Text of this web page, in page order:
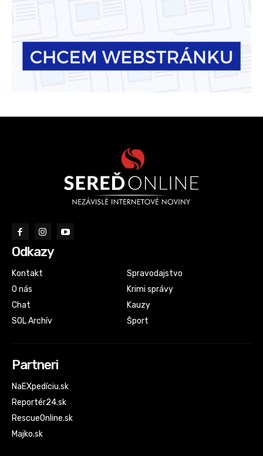
Odkazy
Kontakt
O nás
Chat
SOL Archív
Spravodajstvo
Krimi správy
Kauzy
Šport
Partneri
NaEXpedíciu.sk
Reportér24.sk
RescueOnline.sk
Majko.sk